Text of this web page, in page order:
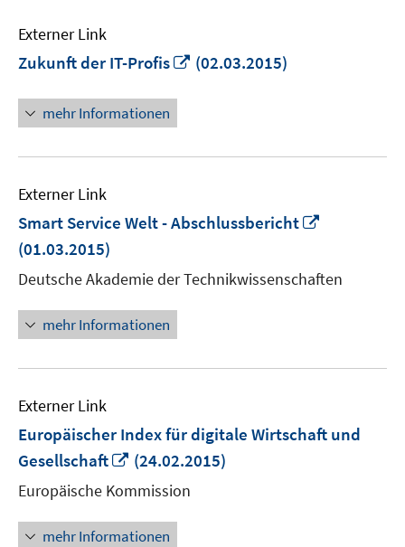
Externer Link
Zukunft der IT-Profis
In
(02.03.2015)
mehr Informationen
Externer Link
Smart Service Welt - Abschlussbericht
öffnen
(01.03.2015)
Deutsche Akademie der Technikwissenschaften
mehr Informationen
Externer Link
Europäischer Index für digitale Wirtschaft und
Gesellschaft
In
neuem
Fenster
öffnen
(24.02.2015)
Europäische Kommission
mehr Informationen